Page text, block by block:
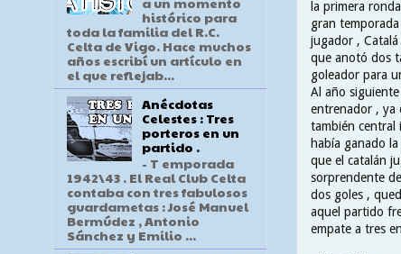
la primera
gran
jugador ,
que anotó dos
goleador para
Al año
entrenador , ya
también central
había ganado
que el catalán
sorprendente
dos goles ,
aquel partido
empate a tres
histórico para
toda la familia del R.C.
Celta de Vigo. Hace muchos
años escribí un artículo en
el que reflejab...
Anécdotas
Celestes : Tres
porteros en un
partido .
- T emporada
1942\43 . El Real Club Celta
contaba con tres fabulosos
guardametas : José Manuel
Bermúdez , Antonio
Sánchez y Emilio ...